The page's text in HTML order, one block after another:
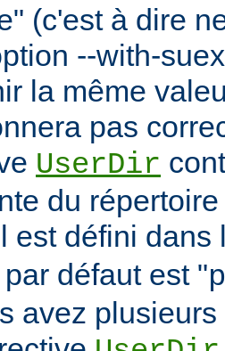
(c'est à dire
--with-
la même
pas
UserDir
du
est défini
défaut est "
avez